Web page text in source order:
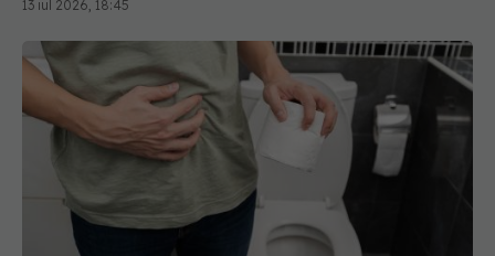
Tratamentele comune pentru sindromul de